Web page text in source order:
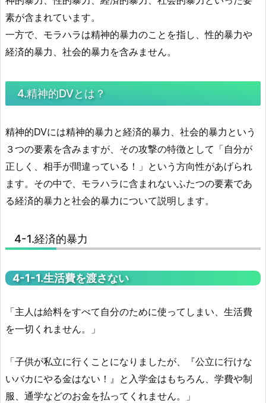
素が含まれています。
一方で、モラハラは精神的暴力のことを指し、性的暴力や
経済的暴力、社会的暴力を含みません。
4.精神的DVとは？
精神的DVには精神的暴力と経済的暴力、社会的暴力という
３つの要素を含みますが、その攻撃の特徴として「自分が
正しく、相手が間違っている！」という方向性があげられ
ます。その中で、モラハラに含まれないふたつの要素であ
る経済的暴力と社会的暴力について説明します。
4-1.経済的暴力
4-1-1.生活費を渡さない
「主人は給料をすべて自分のために使ってしまい、生活費
を一切くれません。」
「子供が私立に行くことになりましたが、『公立に行けな
いバカにやる金はない！』と入学金はもちろん、学費や制
服、通学などのお金を払ってくれません。」